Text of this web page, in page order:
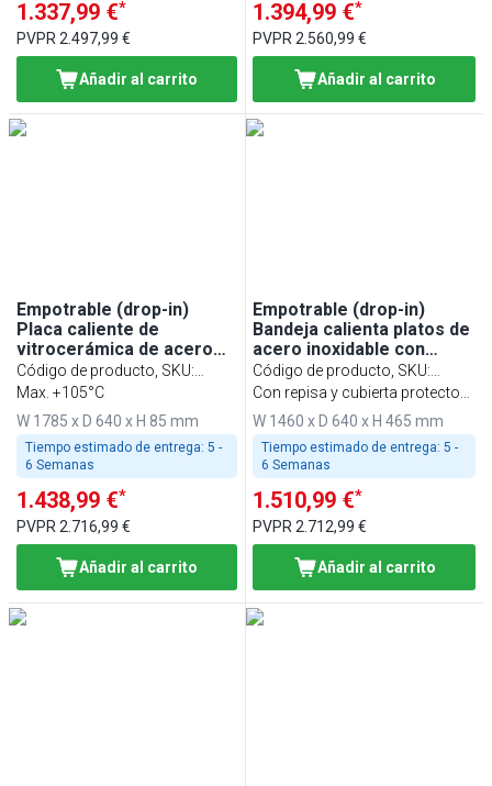
1.337,99 €*
PVPR 2.497,99 €
Añadir al carrito
1.394,99 €*
PVPR2.560,99 €
Añadir al carrito
Empotrable (drop-in)
Placa caliente de
vitrocerámica de acero
inoxidable con superficie
de vidrio templado -
2,25kW
Código de producto, SKU:
WA186A
Max. +105°C
W 1785 x D 640 x H 85 mm
Tiempo estimado de entrega: 5 -
6 Semanas
1.438,99 €*
PVPR 2.716,99 €
Añadir al carrito
Empotrable (drop-in)
Bandeja calienta platos de
acero inoxidable con
superficie de vidrio
templado - 1460mm -
1,8kW - apta para GN 1/1 -
con vidrio protector
Código de producto, SKU:
WA156B
Con repisa y cubierta protectora
de cristal de una cara
W 1460 x D 640 x H 465 mm
Tiempo estimado de entrega: 5 -
6 Semanas
1.510,99 €*
PVPR2.712,99 €
Añadir al carrito